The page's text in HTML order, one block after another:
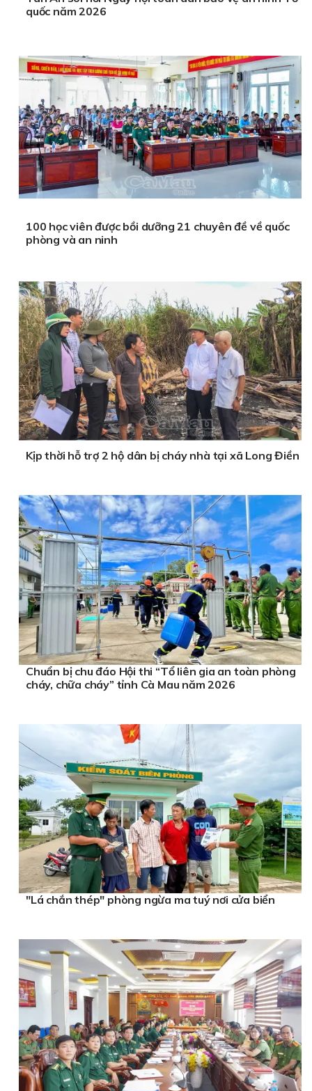
quốc năm 2026
100 học viên được bồi dưỡng 21 chuyên đề về quốc
phòng và an ninh
Kịp thời hỗ trợ 2 hộ dân bị cháy nhà tại xã Long Điền
Chuẩn bị chu đáo Hội thi “Tổ liên gia an toàn phòng
cháy, chữa cháy” tỉnh Cà Mau năm 2026
"Lá chắn thép" phòng ngừa ma tuý nơi cửa biển